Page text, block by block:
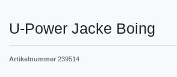
U-Power Jacke Boing
Artikelnummer 239514